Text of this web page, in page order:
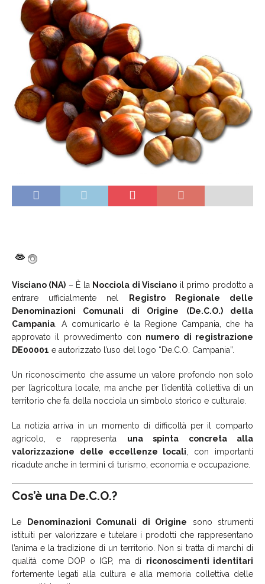
Visciano (NA) – È la Nocciola di Visciano il primo prodotto a
entrare ufficialmente nel
Registro Regionale delle
Denominazioni Comunali di Origine (De.C.O.) della
Campania. A comunicarlo è la Regione Campania, che ha
approvato il provvedimento con numero di registrazione
DE00001 e autorizzato l’uso del logo “De.C.O. Campania”.
Un riconoscimento che assume un valore profondo non solo
per l’agricoltura locale, ma anche per l’identità collettiva di un
territorio che fa della nocciola un simbolo storico e culturale.
La notizia arriva in un momento di difficoltà per il comparto
agricolo, e rappresenta una spinta concreta alla
valorizzazione delle eccellenze locali, con importanti
ricadute anche in termini di turismo, economia e occupazione.
Cos’è una De.C.O.?
Le Denominazioni Comunali di Origine sono strumenti
istituiti per valorizzare e tutelare i prodotti che rappresentano
l’anima e la tradizione di un territorio. Non si tratta di marchi di
qualità come DOP o IGP, ma di riconoscimenti identitari
fortemente legati alla cultura e alla memoria collettiva delle